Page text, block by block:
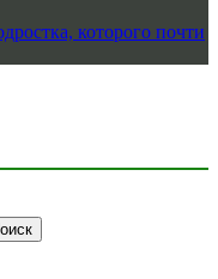
которого почти